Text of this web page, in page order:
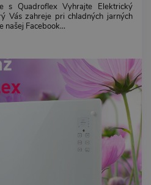
s Quadroflex Vyhrajte Elektrický
Vás zahreje pri chladných jarných
našej Facebook...